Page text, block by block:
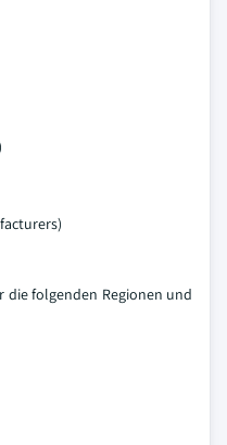
die folgenden Regionen und